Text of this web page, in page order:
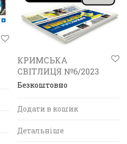
КРИМСЬКА
СВІТЛИЦЯ №6/2023
Безкоштовно
Додати в кошик
Детальніше